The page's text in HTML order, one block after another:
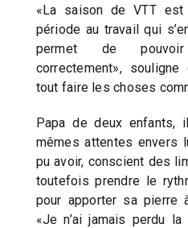
«La saison de VTT
période au travail qui
permet de pouvoir
correctement»,
tout faire les choses
Papa de deux enfants,
mêmes attentes envers
pu avoir, conscient des
toutefois prendre le
pour apporter sa pierre
«Je n’ai jamais perdu